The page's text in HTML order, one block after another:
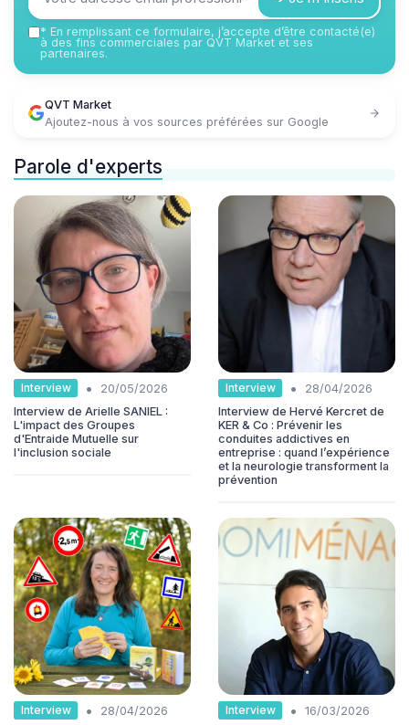
* En remplissant ce formulaire, j’accepte d’être contacté(e)
à des fins commerciales par QVT Market et ses
partenaires.
QVT Market
Ajoutez-nous à vos sources préférées sur Google
Parole d'experts
Interview •
20/05/2026
Interview de Arielle SANIEL :
L'impact des Groupes
d'Entraide Mutuelle sur
l'inclusion sociale
Interview •
28/04/2026
Interview de Hervé Kercret de
KER & Co : Prévenir les
conduites addictives en
entreprise : quand l’expérience
et la neurologie transforment la
prévention
Interview •
28/04/2026
Interview •
16/03/2026